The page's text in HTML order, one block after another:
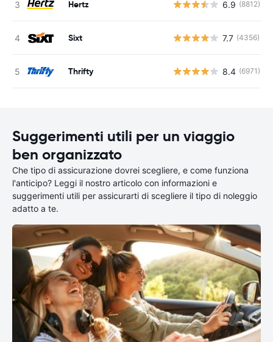
Hertz 6.9 (8812)
Sixt 7.7 (4356)
Thrifty 8.4 (6971)
Suggerimenti utili per un viaggio
ben organizzato
Che tipo di assicurazione dovrei scegliere, e come funziona
l'anticipo? Leggi il nostro articolo con informazioni e
suggerimenti utili per assicurarti di scegliere il tipo di noleggio
adatto a te.